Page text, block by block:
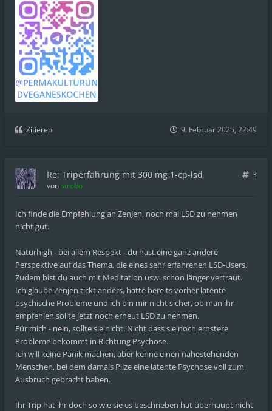
Zitieren 9. Februar 2025, 22:49
Re: Triperfahrung mit 300 mg 1-cp-lsd
3
vonstrobo
Ich finde die Empfehlung an ZenJen, noch mal LSD zu nehmen
nicht gut.
Naturhigh - bei allem Respekt - du hast eine ganz andere
Perspektive auf das Thema, die eines sehr erfahrenen LSD-Users.
Zudem bist du auch mit Meditation usw. schon länger vertraut.
Ich glaube Zenjen tickt anders, hatte bereits vorher latente
psychische Probleme und ich bin mir nicht sicher, ob man ihr
empfehlen sollte jetzt noch erneut LSD zu nehmen.
Für mich - nein, sollte sie nicht. Nicht dass sie noch ernstere
Probleme bekommt in Richtung Psychose.
Ich will keine Panik machen, aber kenne einen nahestehenden
Menschen, bei dem damals Pilze eine latente Psychose voll zum
Ausbruch gebracht haben.
Ihr Trip hat ihr doch so wie sie es beschrieben hat überhaupt nicht